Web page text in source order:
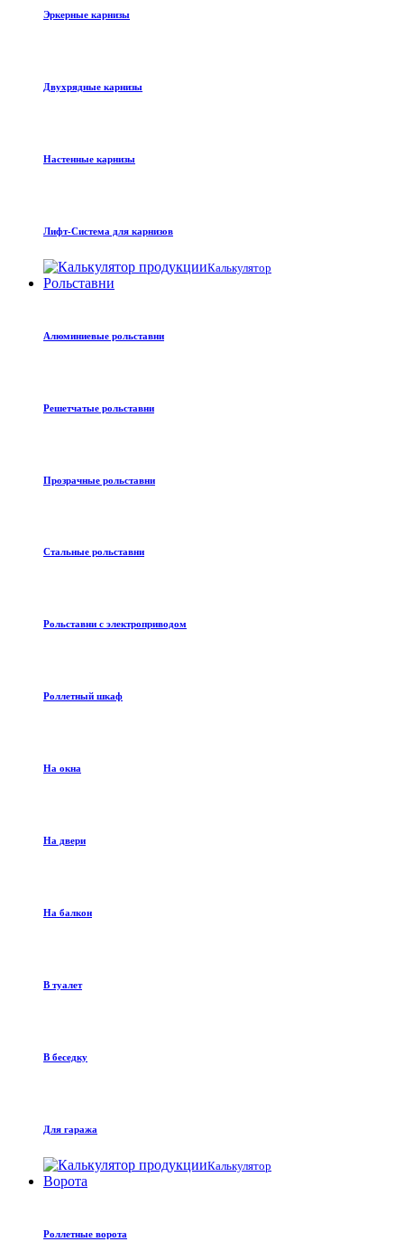
Эркерные карнизы
Двухрядные карнизы
Настенные карнизы
Лифт-Система для карнизов
Калькулятор
Рольставни
Алюминиевые рольставни
Решетчатые рольставни
Прозрачные рольставни
Стальные рольставни
Рольставни с электроприводом
Роллетный шкаф
На окна
На двери
На балкон
В туалет
В беседку
Для гаража
Калькулятор
Ворота
Роллетные ворота